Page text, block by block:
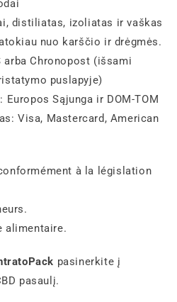
distiliatas, izoliatas ir vaškas
nuo karščio ir drėgmės.
arba Chronopost (išsami
puslapyje)
Sąjunga ir DOM-TOM
Visa, Mastercard, American
à la législation
alimentaire.
pasinerkite į
pasaulį.